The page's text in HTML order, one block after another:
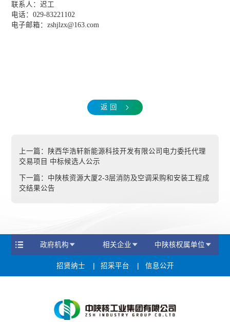
联系人：迟工
电话：029-83221102
电子邮箱：zshjlzx@163.com
返 回
上一篇：
陕西华浩轩新能源科技开发有限公司电力委托代理
交易项目 中标候选人公示
下一篇： 中陕核资源大厦2-3层消防及空调采购和安装工程成
交结果公告
政府机构 相关企业 中陕核权属单位
招贤纳士 招采平台 信息公开